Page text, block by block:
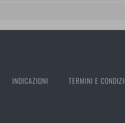
INDICAZIONI TERMINI E